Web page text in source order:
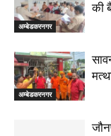
अम्बेडकरनगर
की
अम्बेडकरनगर